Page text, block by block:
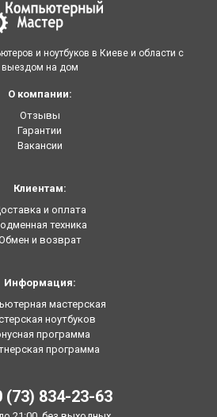
и ноутбуков в Киеве и области с
выездом на дом
О компании:
Отзывы
Гарантии
Вакансии
Клиентам:
и оплата
техника
и возврат
Информация:
мастерская
ноутбуков
программа
программа
(73) 834-23-63